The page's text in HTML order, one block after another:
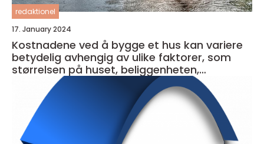
redaktionel
17. January 2024
Kostnadene ved å bygge et hus kan variere
betydelig avhengig av ulike faktorer, som
størrelsen på huset, beliggenheten,
materialkvaliteten og entreprenørens priser